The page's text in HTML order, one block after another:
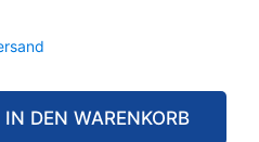
IN DEN WARENKORB